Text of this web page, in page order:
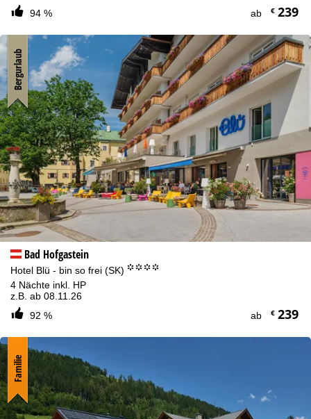
94 %
ab €239
Bad Hofgastein
Hotel Blü - bin so frei (SK) °°°°
4 Nächte inkl. HP
z.B. ab 08.11.26
92 %
ab €239
Bergurlaub
Familie